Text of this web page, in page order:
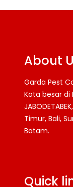
About
Garda Pest
Kota besar di
Timur, Bali,
Batam.
Quick